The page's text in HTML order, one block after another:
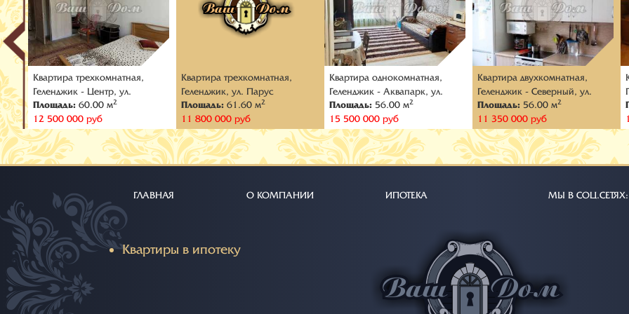
Квартира трехкомнатная,
Геленджик - Центр, ул.
Тельмана
Площадь:60.00 м2
12 500 000 руб
Квартира трехкомнатная,
Геленджик, ул. Парус
Площадь:61.60 м2
11 800 000 руб
Квартира oднокомнатная,
Геленджик - Аквапарк, ул.
Верхняя
Площадь: 56.00 м2
15 500 000 руб
Квартира двухкомнатная,
Геленджик - Северный, ул.
Маршала Жукова
Площадь: 56.00 м2
11 350 000 руб
ГЛАВНАЯ О КОМПАНИИ ИПОТЕКА МЫ В СОЦ.СЕТЯХ:
Квартиры в ипотеку